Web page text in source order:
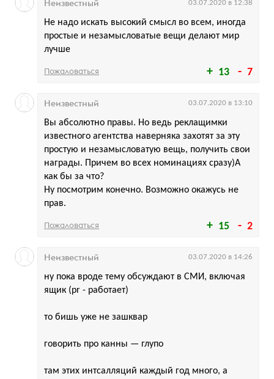
13 7
Не надо искать высокий смысл во всем, иногда
простые и незамысловатые вещи делают мир
лучше
Неизвестный 03.07.2020 в 12:38
Пожаловаться
15 2
Вы абсолютно правы. Но ведь реклащимки
известного агентства наверняка захотят за эту
простую и незамысловатую вещь, получить свои
награды. Причем во всех номинациях сразу)А
как бы за что?
Ну посмотрим конечно. Возможно окажусь не
прав.
Неизвестный 03.07.2020 в 13:10
Пожаловаться
ну пока вроде тему обсуждают в СМИ, включая
ящик (pr - работает)
то бишь уже не зашквар
говорить про канны — глупо
там этих интсалляций каждый год много, а
Неизвестный 03.07.2020 в 14:26